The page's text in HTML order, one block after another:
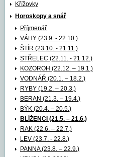
Křížovky
Horoskopy a snář
Příjmenář
VÁHY (23.9. - 22.10.)
ŠTÍR (23.10. - 21.11.)
STŘELEC (22.11. - 21.12.)
KOZOROH (22.12. – 19.1.)
VODNÁŘ (20.1. – 18.2.)
RYBY (19.2. – 20.3.)
BERAN (21.3. – 19.4.)
BÝK (20.4. – 20.5.)
BLÍŽENCI (21.5. – 21.6.)
RAK (22.6. – 22.7.)
LEV (23.7. - 22.8.)
PANNA (23.8. – 22.9.)